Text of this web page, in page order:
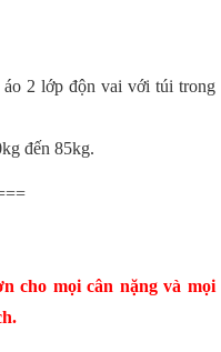
2 lớp độn vai với túi trong
đến 85kg.
cho mọi cân nặng và mọi